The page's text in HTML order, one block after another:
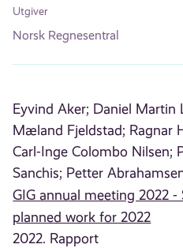
Utgiver
Norsk Regnesentral
Eyvind Aker; Daniel Martin
Mæland Fjeldstad; Ragnar
Carl-Inge Colombo Nilsen;
Sanchis; Petter
GIG annual meeting 2022
planned work for 2022
2022. Rapport